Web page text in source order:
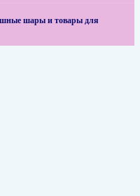
шары и товары для